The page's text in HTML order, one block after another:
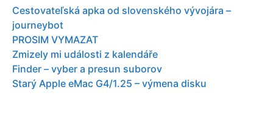
Cestovateľská apka od slovenského vývojára –
journeybot
PROSIM VYMAZAT
Zmizely mi události z kalendáře
Finder – vyber a presun suborov
Starý Apple eMac G4/1.25 – výmena disku